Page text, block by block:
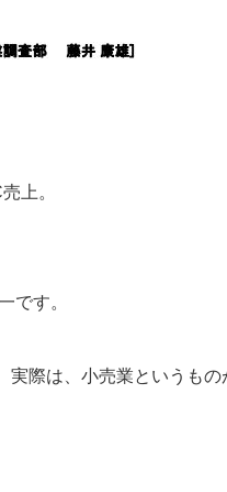
上。
です。
実際は、小売業というもの